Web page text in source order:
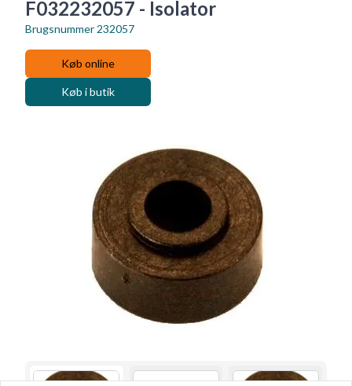
F032232057 - Isolator
Brugsnummer 232057
Køb online
Køb i butik